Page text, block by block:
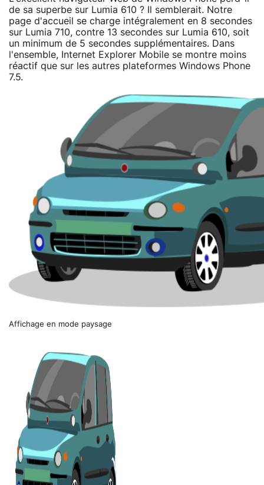
de sa superbe sur Lumia 610 ? Il semblerait. Notre
page d'accueil se charge intégralement en 8 secondes
sur Lumia 710, contre 13 secondes sur Lumia 610, soit
un minimum de 5 secondes supplémentaires. Dans
l'ensemble, Internet Explorer Mobile se montre moins
réactif que sur les autres plateformes Windows Phone
7.5.
Affichage en mode paysage